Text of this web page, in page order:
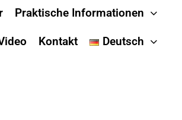
Praktische Informationen
Kontakt Deutsch